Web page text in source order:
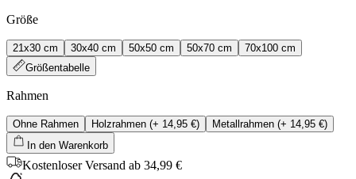
Größe
21x30 cm 30x40 cm 50x50 cm 50x70 cm
70x100 cm
Größentabelle
Rahmen
Ohne Rahmen Holzrahmen (+ 14,95 €) Metallrahmen (+ 14,95 €)
In den Warenkorb
Kostenloser Versand ab 34,99 €